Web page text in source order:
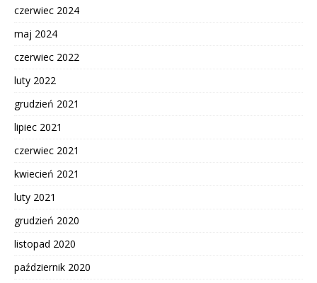
czerwiec 2024
maj 2024
czerwiec 2022
luty 2022
grudzień 2021
lipiec 2021
czerwiec 2021
kwiecień 2021
luty 2021
grudzień 2020
listopad 2020
październik 2020